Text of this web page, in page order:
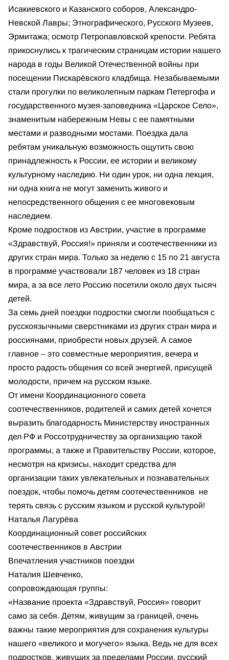
Исакиевского и Казанского соборов, Александро-
Невской Лавры; Этнографического, Русского Музеев,
Эрмитажа; осмотр Петропавловской крепости. Ребята
прикоснулись к трагическим страницам истории нашего
народа в годы Великой Отечественной войны при
посещении Пискарёвского кладбища. Незабываемыми
стали прогулки по великолепным паркам Петергофа и
государственного музея-заповедника «Царское Село»,
знаменитым набережным Невы с ее памятными
местами и разводными мостами. Поездка дала
ребятам уникальную возможность ощутить свою
принадлежность к России, ее истории и великому
культурному наследию. Ни один урок, ни одна лекция,
ни одна книга не могут заменить живого и
непосредственного общения с ее многовековым
наследием.
Кроме подростков из Австрии, участие в программе
«Здравствуй, Россия!» приняли и соотечественники из
других стран мира. Только за неделю с 15 по 21 августа
в программе участвовали 187 человек из 18 стран
мира, а за все лето Россию посетили около двух тысяч
детей.
За семь дней поездки подростки смогли пообщаться с
русскоязычными сверстниками из других стран мира и
россиянами, приобрести новых друзей. А самое
главное – это совместные мероприятия, вечера и
просто радость общения со всей энергией, присущей
молодости, причем на русском языке.
От имени Координационного совета
соотечественников, родителей и самих детей хочется
выразить благодарность Министерству иностранных
дел РФ и Россотрудничеству за организацию такой
программы, а также и Правительству России, которое,
несмотря на кризисы, находит средства для
организации таких увлекательных и познавательных
поездок, чтобы помочь детям соотечественников не
терять связь с русским языком и русской культурой!
Наталья Лагурёва
Координационный совет российских
соотечественников в Австрии
Впечатления участников поездки
Наталия Шевченко,
сопровождающая группы:
«Название проекта «Здравствуй, Россия» говорит
само за себя. Детям, живущим за границей, очень
важны такие мероприятия для сохранения культуры
нашего «великого и могучего» языка. Ведь не для всех
подростков, живущих за пределами России, русский